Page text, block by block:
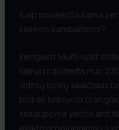
Kaip pasikeičia kaina
keliems kambariams?
Įrengiant Multi-split
kaina prasideda nuo
vidinių blokų skaičiaus
blokas kainuoja
sutaupoma vietos ant